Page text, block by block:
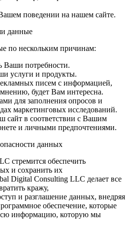
поведении на нашем сайте.
данные
по нескольким причинам:
Ваши потребности.
услуги и продукты.
писем с информацией,
будет Вам интересна.
для заполнения опросов и
маркетинговых исследований.
сайт в соответствии с Вашим
и личными предпочтениями.
данных
стремится обеспечить
и сохранить их
Digital Consulting LLC делает все
кражу,
и разглашение данных, внедряя
обеспечение, которые
информацию, которую мы